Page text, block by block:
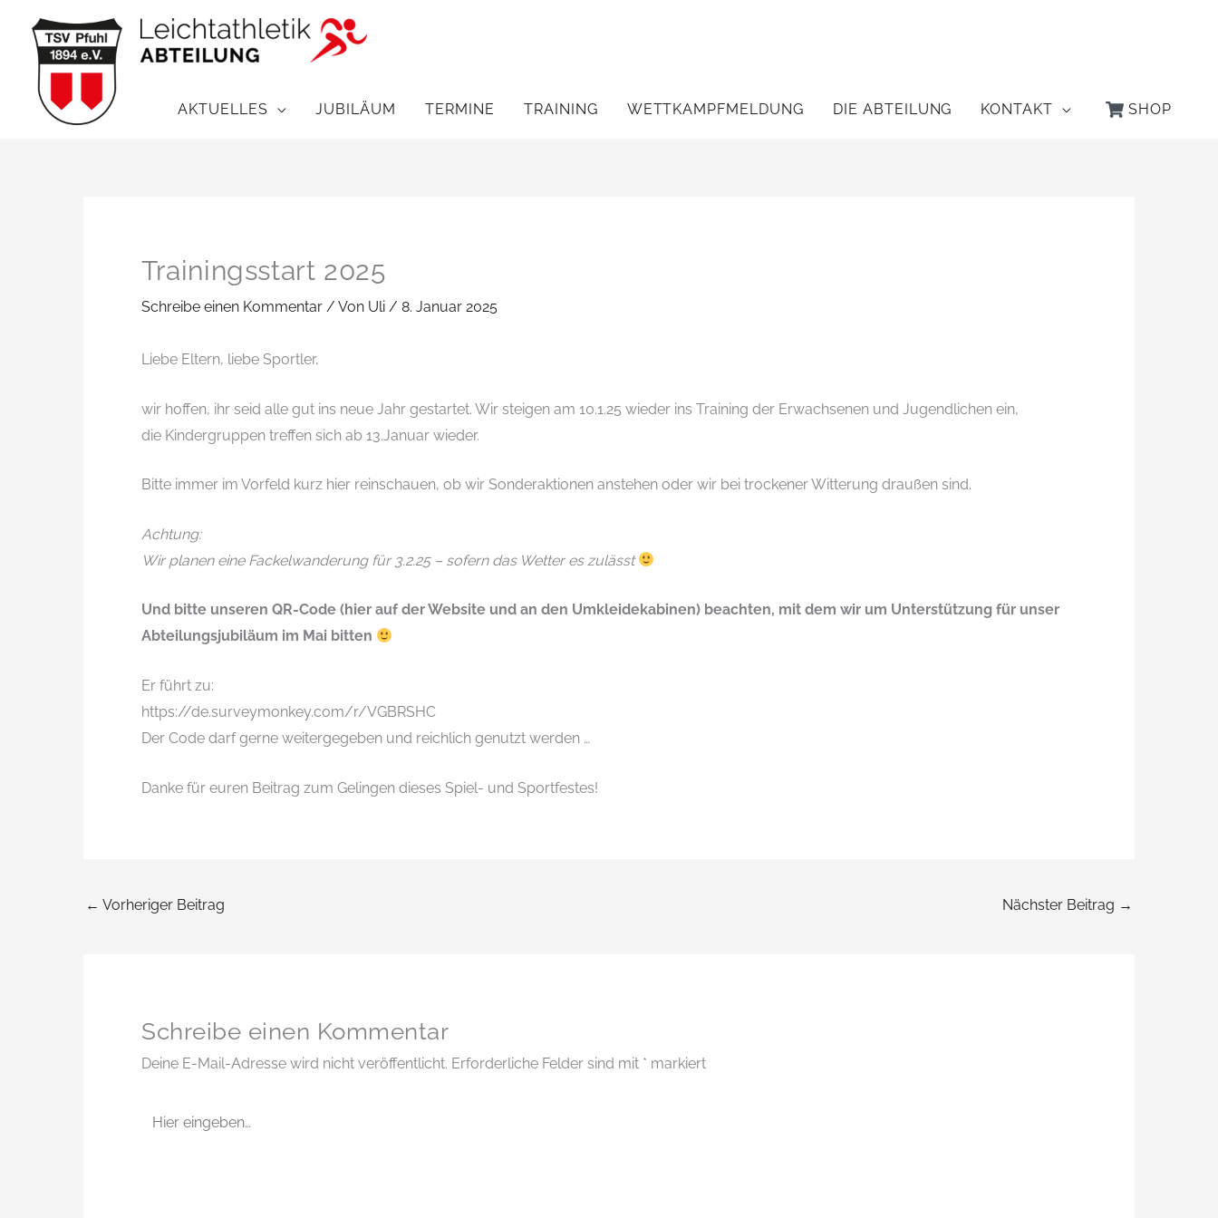
Inhalt
springen
AKTUELLES JUBILÄUM TERMINE TRAINING WETTKAMPFMELDUNG DIE ABTEILUNG KONTAKT SHOP
Trainingsstart 2025
Schreibe einen Kommentar / Von Uli / 8. Januar 2025
Liebe Eltern, liebe Sportler,
wir hoffen, ihr seid alle gut ins neue Jahr gestartet. Wir steigen am 10.1.25 wieder ins Training der Erwachsenen und Jugendlichen ein,
die Kindergruppen treffen sich ab 13.Januar wieder.
Bitte immer im Vorfeld kurz hier reinschauen, ob wir Sonderaktionen anstehen oder wir bei trockener Witterung draußen sind.
Achtung:
Wir planen eine Fackelwanderung für 3.2.25 – sofern das Wetter es zulässt
Und bitte unseren QR-Code (hier auf der Website und an den Umkleidekabinen) beachten, mit dem wir um Unterstützung für unser
Abteilungsjubiläum im Mai bitten
Er führt zu:
https://de.surveymonkey.com/r/VGBRSHC
Der Code darf gerne weitergegeben und reichlich genutzt werden …
Danke für euren Beitrag zum Gelingen dieses Spiel- und Sportfestes!
← Vorheriger Beitrag Nächster Beitrag →
Schreibe einen Kommentar
Deine E-Mail-Adresse wird nicht veröffentlicht. Erforderliche Felder sind mit * markiert
eingeben…